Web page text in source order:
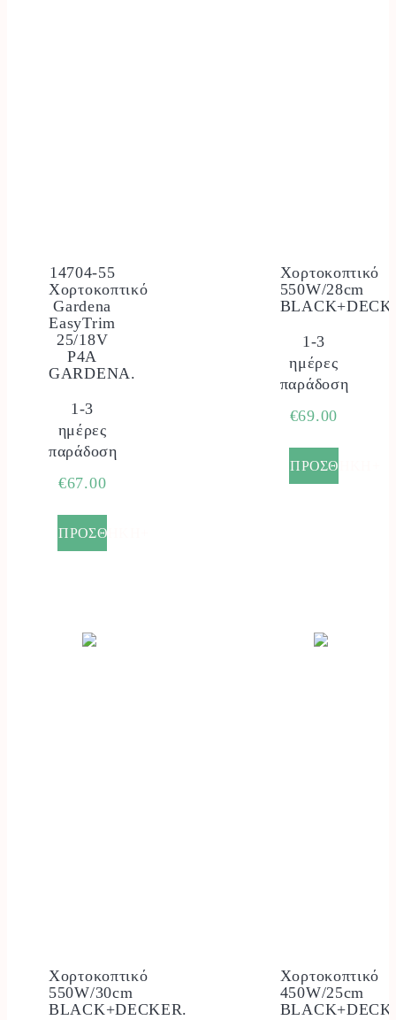
14704-55
Χορτοκοπτικό
Gardena
EasyTrim
25/18V
P4A
GARDENA.
1-3
ημέρες
παράδοση
€67.00
ΠΡΟΣΘΗΚΗ+
Χορτοκοπτικό
550W/28cm
1-3
ημέρες
παράδοση
€69.00
ΠΡΟΣΘΗΚΗ+
Χορτοκοπτικό
550W/30cm
BLACK+DECKER.
Χορτοκοπτικό
450W/25cm